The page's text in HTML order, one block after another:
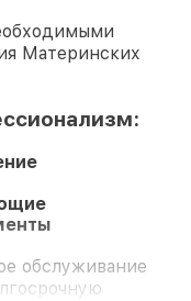
Материнских
обслуживание